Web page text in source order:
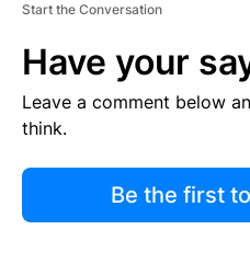
Start the Conversation
Have your
Leave a comment below
think.
Be the first